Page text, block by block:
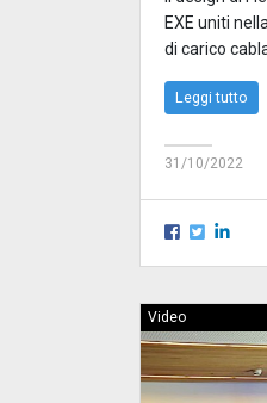
EXE uniti
di carico
Leggi tutto
31/10/2022
Video